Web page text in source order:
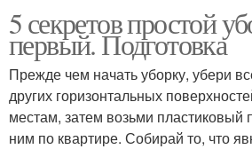
5 секретов простой
первый. Подготовка
Прежде чем начать уборку, убери
других горизонтальных
местам, затем возьми пластиковый
ним по квартире. Собирай то, что